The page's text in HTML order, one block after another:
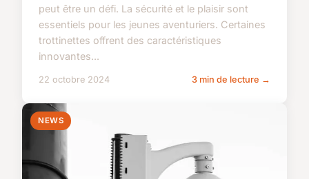
peut être un défi. La sécurité et le plaisir sont
essentiels pour les jeunes aventuriers. Certaines
trottinettes offrent des caractéristiques
innovantes...
22 octobre 2024 3 min de lecture →
NEWS